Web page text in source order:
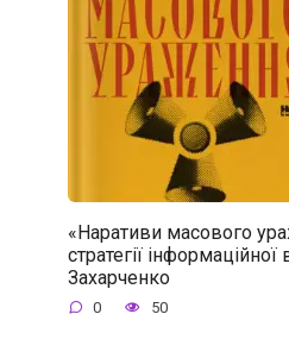
«Наративи масового
стратегії
Захарченко
0 50